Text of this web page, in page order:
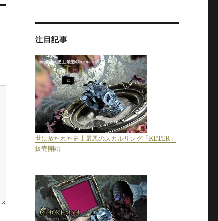
注目記事
世に放たれた史上最悪のスカルリング「KETER」
販売開始